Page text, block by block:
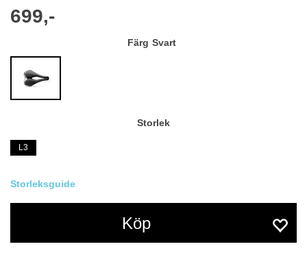
699,-
Färg Svart
Storlek
L3
Köp